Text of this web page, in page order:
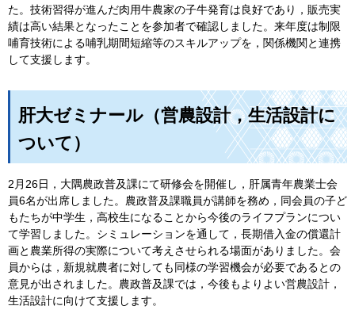
た。技術習得が進んだ肉用牛農家の子牛発育は良好であり，販売実
績は高い結果となったことを参加者で確認しました。来年度は制限
哺育技術による哺乳期間短縮等のスキルアップを，関係機関と連携
して支援します。
肝大ゼミナール（営農設計，生活設計に
ついて）
2月26日，大隅農政普及課にて研修会を開催し，肝属青年農業士会
員6名が出席しました。農政普及課職員が講師を務め，同会員の子ど
もたちが中学生，高校生になることから今後のライフプランについ
て学習しました。シミュレーションを通して，長期借入金の償還計
画と農業所得の実際について考えさせられる場面がありました。会
員からは，新規就農者に対しても同様の学習機会が必要であるとの
意見が出されました。農政普及課では，今後もよりよい営農設計，
生活設計に向けて支援します。